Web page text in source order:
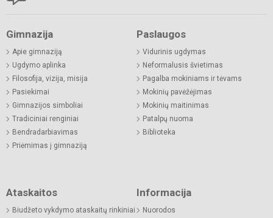
Gimnazija
Apie gimnaziją
Ugdymo aplinka
Filosofija, vizija, misija
Pasiekimai
Gimnazijos simboliai
Tradiciniai renginiai
Bendradarbiavimas
Priėmimas į gimnaziją
Paslaugos
Vidurinis ugdymas
Neformalusis švietimas
Pagalba mokiniams ir tėvams
Mokinių pavėžėjimas
Mokinių maitinimas
Patalpų nuoma
Biblioteka
Ataskaitos
Biudžeto vykdymo ataskaitų rinkiniai
Informacija
Nuorodos